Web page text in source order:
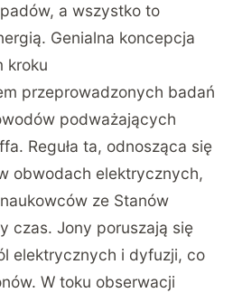
a wszystko to
Genialna koncepcja
kroku
przeprowadzonych badań
podważających
Reguła ta, odnosząca się
obwodach elektrycznych,
ze Stanów
czas. Jony poruszają się
elektrycznych i dyfuzji, co
W toku obserwacji